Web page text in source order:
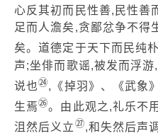
心反其初而民性善,民性善
足而人澹矣,贪鄙忿争不得
矣。道德定于天下而民纯
声;坐俳而歌谣,被发而浮
说也㉔,《掉羽》、《武象
生焉㉖。由此观之,礼乐不
沮然后义立 ㉗,和失然后声